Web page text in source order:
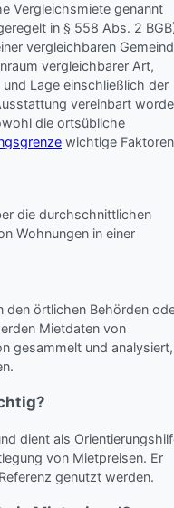
Vergleichsmiete genannt
in § 558 Abs. 2
vergleichbaren
vergleichbarer Art,
Lage einschließlich der
vereinbart
die ortsübliche
wichtige
die durchschnittlichen
Wohnungen in einer
den örtlichen Behörden
Mietdaten von
gesammelt und analysiert,
dient als
von Mietpreisen. Er
genutzt werden.